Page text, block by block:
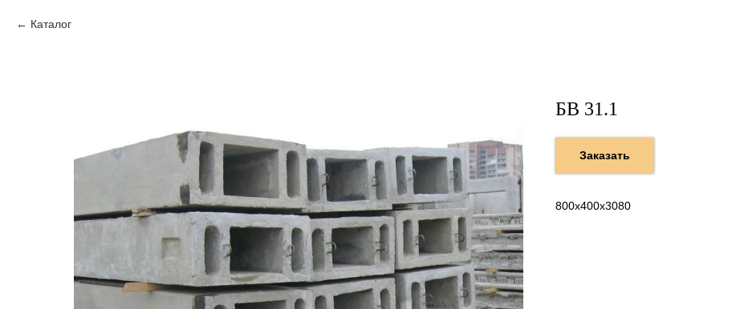
Каталог
БВ 31.1
Заказать
800х400х3080